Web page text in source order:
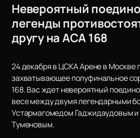
Невероятный
легенды
другу на ACA 168
24 декабря в ЦСКА Арене в Москве
захватывающее полуфинальное
168. Вас ждет невероятный
весе между двумя легендарными
Устармагомедом Гаджидаудовым
Туменовым.